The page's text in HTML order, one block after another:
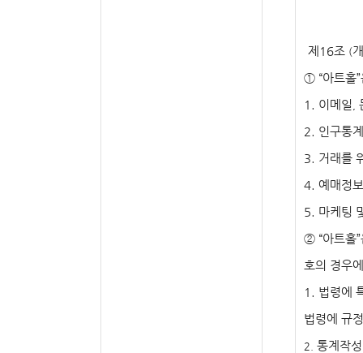
제 16조 (
① “아트홀”
1. 이메일
2. 인구통
3. 거래를
4. 예매정보
5. 마케팅
② “아트홀”
호의 경우
1. 법령에
법령에 규
2. 통계작성